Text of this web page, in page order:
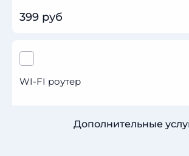
399 руб
WI-FI роутер
Дополнительные